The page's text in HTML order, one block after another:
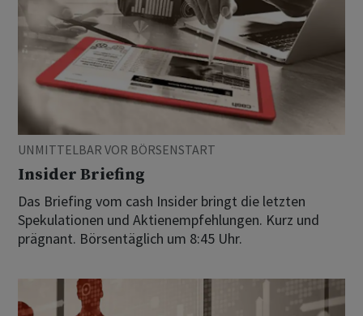
UNMITTELBAR VOR BÖRSENSTART
Insider Briefing
Das Briefing vom cash Insider bringt die letzten
Spekulationen und Aktienempfehlungen. Kurz und
prägnant. Börsentäglich um 8:45 Uhr.